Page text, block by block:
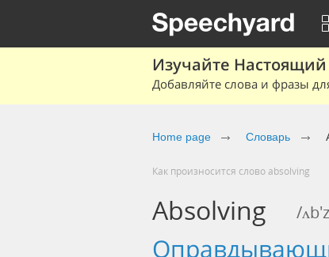
Изучайте
Добавляйте слова и фразы
Home page Словарь
Как произносится слово absolving
Absolving /